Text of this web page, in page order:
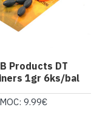
Products DT
1gr 6ks/bal
MOC: 9.99€